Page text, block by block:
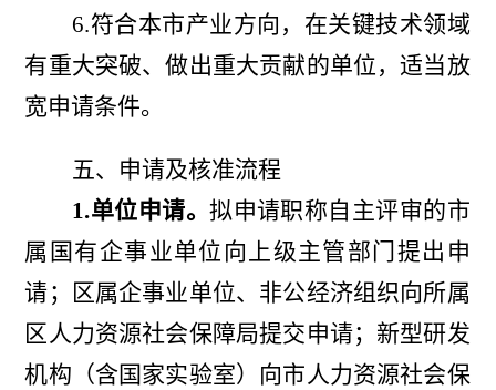
6.符合本市产业方向，在关键技术领域
有重大突破、做出重大贡献的单位，适当放
宽申请条件。
五、申请及核准流程
1.单位申请。拟申请职称自主评审的市
属国有企事业单位向上级主管部门提出申
请；区属企事业单位、非公经济组织向所属
区人力资源社会保障局提交申请；新型研发
机构（含国家实验室）向市人力资源社会保